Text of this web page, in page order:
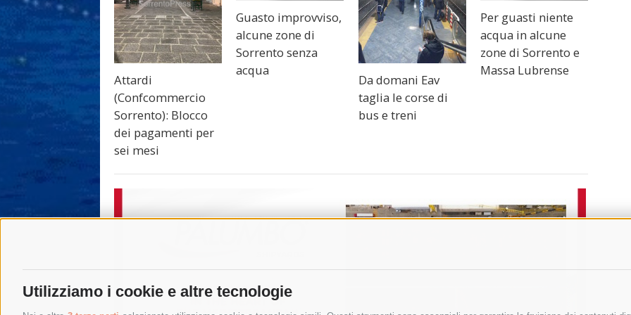
Utilizziamo i cookie e altre tecnologie
Attardi
(Confcommercio
Sorrento): Blocco
dei pagamenti per
sei mesi
Guasto improvviso,
alcune zone di
Sorrento senza
acqua
Da domani Eav
taglia le corse di
bus e treni
Per guasti niente
acqua in alcune
zone di Sorrento e
Massa Lubrense